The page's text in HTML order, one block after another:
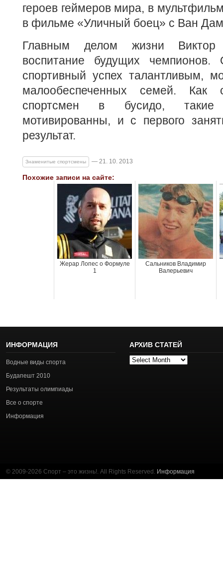
героев геймеров мира, в
в фильме «Уличный боец» с Ван
Главным делом жизни Виктор
воспитание будущих
спортивный успех талантливым,
малообеспеченных семей. Как
спортсмен в бусидо,
мотивированны, и с первого
результат.
Знаменитые спортсмены — 21. 10. 2013
Похожие записи на сайте:
Жерар Лопес о Формуле
1
Сальников Владимир
Валерьевич
ИНФОРМАЦИЯ
Водные виды спорта
Будапешт 2010
Результаты олимпиады
Все о спорте
Информация
АРХИВ СТАТЕЙ
Архив
© 2009-2026 Спорт – это жизнь!. All Rights Reserved. Информация